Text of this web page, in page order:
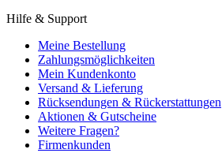
Hilfe & Support
Meine Bestellung
Zahlungsmöglichkeiten
Mein Kundenkonto
Versand & Lieferung
Rücksendungen & Rückerstattungen
Aktionen & Gutscheine
Weitere Fragen?
Firmenkunden